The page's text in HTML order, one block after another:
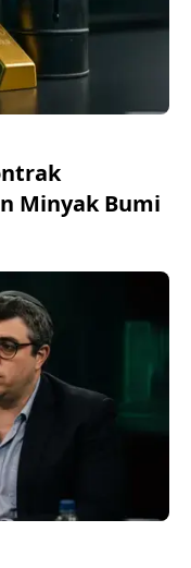
Minyak Bumi